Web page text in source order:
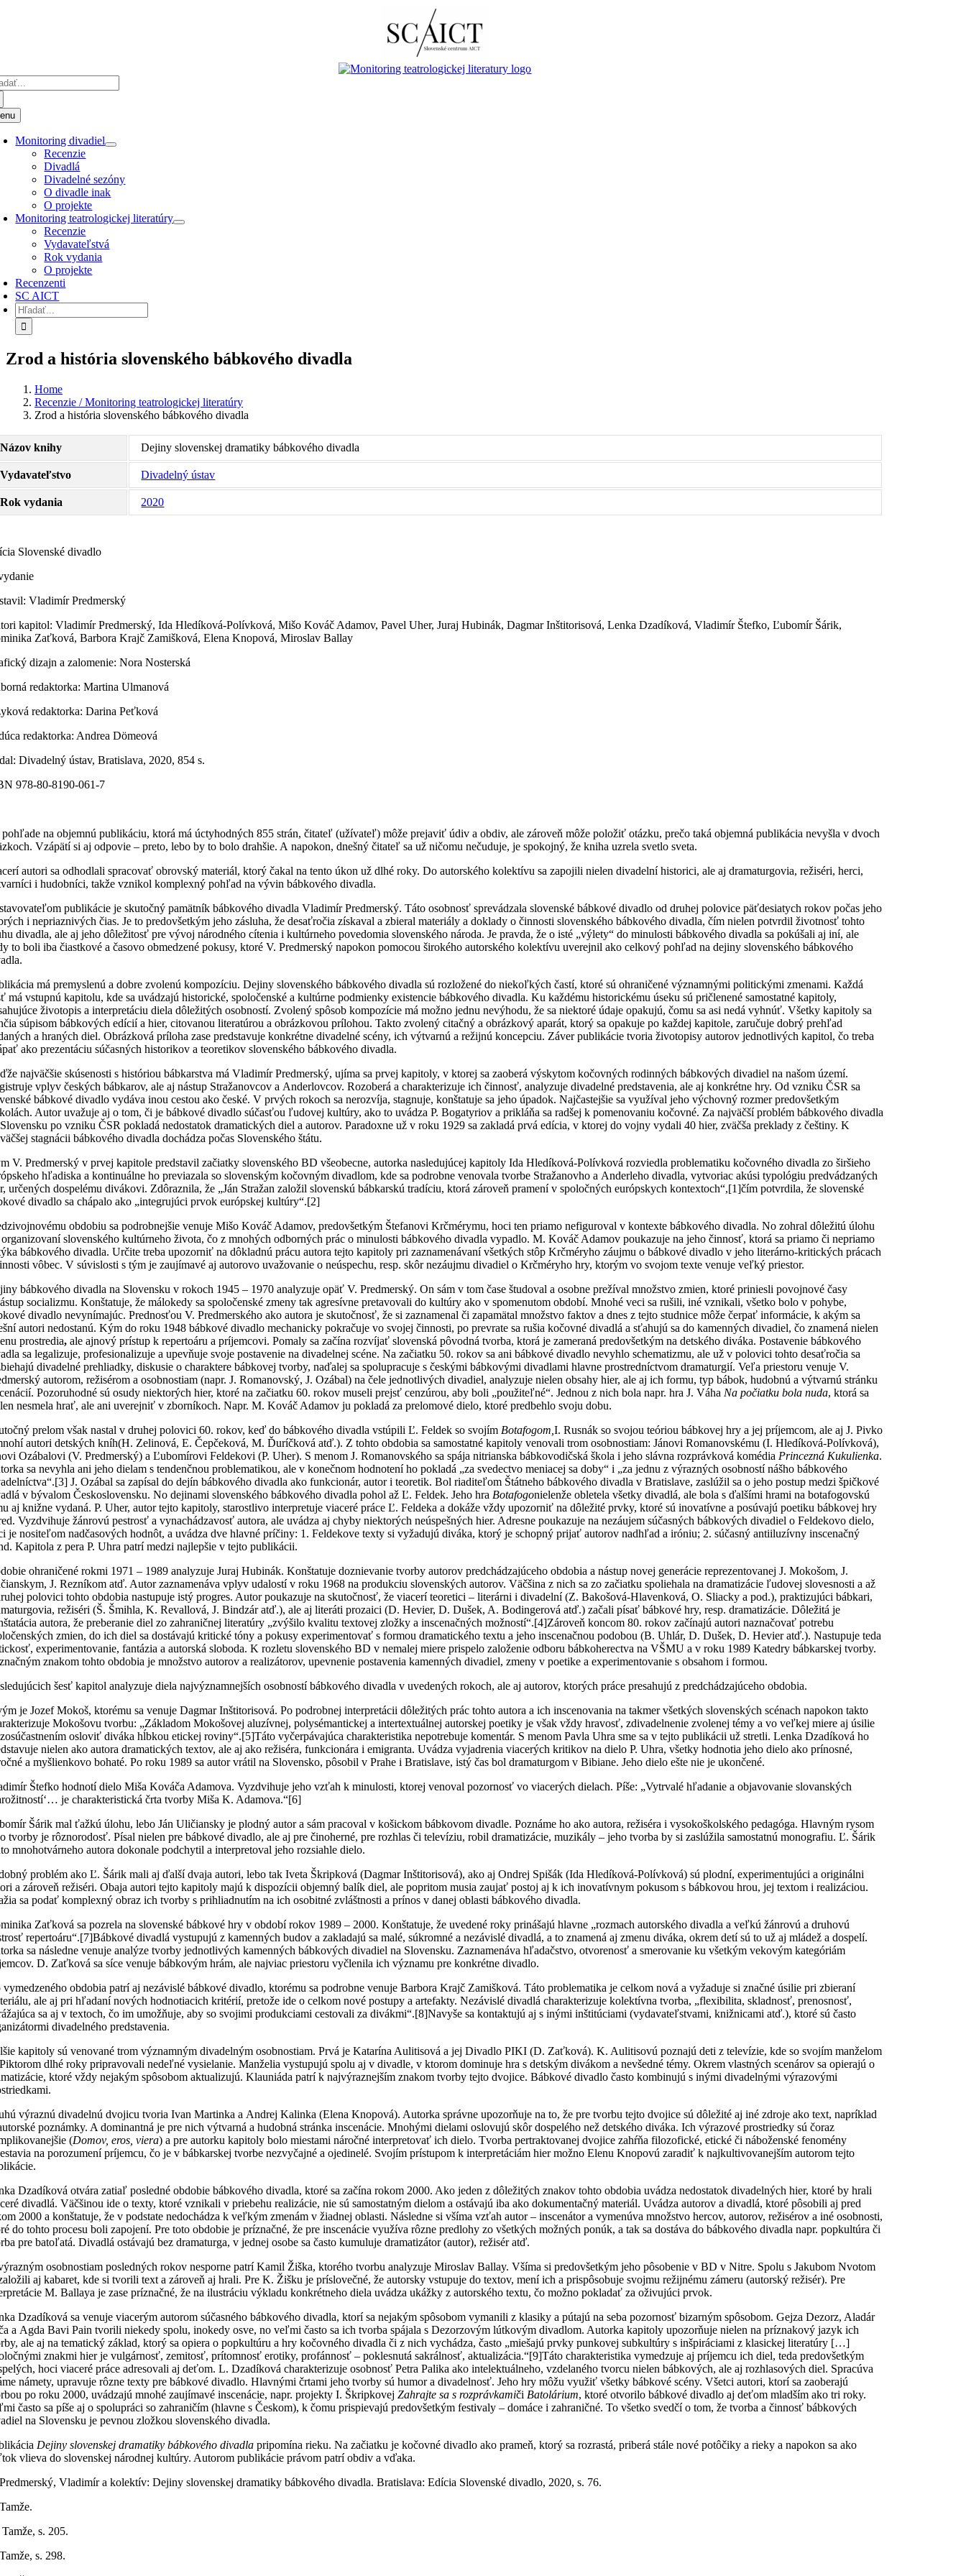
Monitoring divadiel
Recenzie
Divadlá
Divadelné sezóny
O divadle inak
O projekte
Monitoring teatrologickej literatúry
Recenzie
Vydavateľstvá
Rok vydania
O projekte
Recenzenti
SC AICT
Hľadať:
Zrod a história slovenského bábkového divadla
Home
Recenzie / Monitoring teatrologickej literatúry
Zrod a história slovenského bábkového divadla
Názov knihy Dejiny slovenskej dramatiky bábkového divadla
Vydavateľstvo Divadelný ústav
Rok vydania 2020
Slovenské divadlo
Vladimír Predmerský
kapitol: Vladimír Predmerský, Ida Hledíková-Polívková, Mišo Kováč Adamov, Pavel Uher, Juraj Hubinák, Dagmar Inštitorisová, Lenka Dzadíková, Vladimír Štefko, Ľubomír Šárik,
Zaťková, Barbora Krajč Zamišková, Elena Knopová, Miroslav Ballay
dizajn a zalomenie: Nora Nosterská
redaktorka: Martina Ulmanová
redaktorka: Darina Peťková
redaktorka: Andrea Dömeová
Divadelný ústav, Bratislava, 2020, 854 s.
978-80-8190-061-7
pohľade na objemnú publikáciu, ktorá má úctyhodných 855 strán, čitateľ (užívateľ) môže prejaviť údiv a obdiv, ale zároveň môže položiť otázku, prečo taká objemná publikácia nevyšla v dvoch
Vzápätí si aj odpovie – preto, lebo by to bolo drahšie. A napokon, dnešný čitateľ sa už ničomu nečuduje, je spokojný, že kniha uzrela svetlo sveta.
autori sa odhodlali spracovať obrovský materiál, ktorý čakal na tento úkon už dlhé roky. Do autorského kolektívu sa zapojili nielen divadelní historici, ale aj dramaturgovia, režiséri, herci,
i hudobníci, takže vznikol komplexný pohľad na vývin bábkového divadla.
publikácie je skutočný pamätník bábkového divadla Vladimír Predmerský. Táto osobnosť sprevádzala slovenské bábkové divadlo od druhej polovice päťdesiatych rokov počas jeho
i nepriaznivých čias. Je to predovšetkým jeho zásluha, že desaťročia získaval a zbieral materiály a doklady o činnosti slovenského bábkového divadla, čím nielen potvrdil životnosť tohto
divadla, ale aj jeho dôležitosť pre vývoj národného cítenia i kultúrneho povedomia slovenského národa. Je pravda, že o isté „výlety“ do minulosti bábkového divadla sa pokúšali aj iní, ale
to boli iba čiastkové a časovo obmedzené pokusy, ktoré V. Predmerský napokon pomocou širokého autorského kolektívu uverejnil ako celkový pohľad na dejiny slovenského bábkového
má premyslenú a dobre zvolenú kompozíciu. Dejiny slovenského bábkového divadla sú rozložené do niekoľkých častí, ktoré sú ohraničené významnými politickými zmenami. Každá
má vstupnú kapitolu, kde sa uvádzajú historické, spoločenské a kultúrne podmienky existencie bábkového divadla. Ku každému historickému úseku sú pričlenené samostatné kapitoly,
životopis a interpretáciu diela dôležitých osobností. Zvolený spôsob kompozície má možno jednu nevýhodu, že sa niektoré údaje opakujú, čomu sa asi nedá vyhnúť. Všetky kapitoly sa
súpisom bábkových edícií a hier, citovanou literatúrou a obrázkovou prílohou. Takto zvolený citačný a obrázkový aparát, ktorý sa opakuje po každej kapitole, zaručuje dobrý prehľad
a hraných diel. Obrázková príloha zase predstavuje konkrétne divadelné scény, ich výtvarnú a režijnú koncepciu. Záver publikácie tvoria životopisy autorov jednotlivých kapitol, čo treba
ako prezentáciu súčasných historikov a teoretikov slovenského bábkového divadla.
najväčšie skúsenosti s históriou bábkarstva má Vladimír Predmerský, ujíma sa prvej kapitoly, v ktorej sa zaoberá výskytom kočovných rodinných bábkových divadiel na našom území.
vplyv českých bábkarov, ale aj nástup Stražanovcov a Anderlovcov. Rozoberá a charakterizuje ich činnosť, analyzuje divadelné predstavenia, ale aj konkrétne hry. Od vzniku ČSR sa
bábkové divadlo vydáva inou cestou ako české. V prvých rokoch sa nerozvíja, stagnuje, konštatuje sa jeho úpadok. Najčastejšie sa využíval jeho výchovný rozmer predovšetkým
Autor uvažuje aj o tom, či je bábkové divadlo súčasťou ľudovej kultúry, ako to uvádza P. Bogatyriov a prikláňa sa radšej k pomenovaniu kočovné. Za najväčší problém bábkového divadla
po vzniku ČSR pokladá nedostatok dramatických diel a autorov. Paradoxne už v roku 1929 sa zakladá prvá edícia, v ktorej do vojny vydali 40 hier, zväčša preklady z češtiny. K
stagnácii bábkového divadla dochádza počas Slovenského štátu.
V. Predmerský v prvej kapitole predstavil začiatky slovenského BD všeobecne, autorka nasledujúcej kapitoly Ida Hledíková-Polívková rozviedla problematiku kočovného divadla zo širšieho
hľadiska a kontinuálne ho previazala so slovenským kočovným divadlom, kde sa podrobne venovala tvorbe Stražanovho a Anderleho divadla, vytvoriac akúsi typológiu predvádzaných
určených dospelému divákovi. Zdôraznila, že „Ján Stražan založil slovenskú bábkarskú tradíciu, ktorá zároveň pramení v spoločných európskych kontextoch“,[1]čím potvrdila, že slovenské
divadlo sa chápalo ako „integrujúci prvok európskej kultúry“.[2]
obdobiu sa podrobnejšie venuje Mišo Kováč Adamov, predovšetkým Štefanovi Krčmérymu, hoci ten priamo nefiguroval v kontexte bábkového divadla. No zohral dôležitú úlohu
slovenského kultúrneho života, čo z mnohých odborných prác o minulosti bábkového divadla vypadlo. M. Kováč Adamov poukazuje na jeho činnosť, ktorá sa priamo či nepriamo
bábkového divadla. Určite treba upozorniť na dôkladnú prácu autora tejto kapitoly pri zaznamenávaní všetkých stôp Krčméryho záujmu o bábkové divadlo v jeho literárno-kritických prácach
vôbec. V súvislosti s tým je zaujímavé aj autorovo uvažovanie o neúspechu, resp. skôr nezáujmu divadiel o Krčméryho hry, ktorým vo svojom texte venuje veľký priestor.
bábkového divadla na Slovensku v rokoch 1945 – 1970 analyzuje opäť V. Predmerský. On sám v tom čase študoval a osobne prežíval množstvo zmien, ktoré priniesli povojnové časy
socializmu. Konštatuje, že málokedy sa spoločenské zmeny tak agresívne pretavovali do kultúry ako v spomenutom období. Mnohé veci sa rušili, iné vznikali, všetko bolo v pohybe,
divadlo nevynímajúc. Prednosťou V. Predmerského ako autora je skutočnosť, že si zaznamenal či zapamätal množstvo faktov a dnes z tejto studnice môže čerpať informácie, k akým sa
autori nedostanú. Kým do roku 1948 bábkové divadlo mechanicky pokračuje vo svojej činnosti, po prevrate sa rušia kočovné divadlá a sťahujú sa do kamenných divadiel, čo znamená nielen
prostredia,ale ajnový prístup k repertoáru a príjemcovi. Pomaly sa začína rozvíjať slovenská pôvodná tvorba, ktorá je zameraná predovšetkým na detského diváka. Postavenie bábkového
sa legalizuje, profesionalizuje a upevňuje svoje postavenie na divadelnej scéne. Na začiatku 50. rokov sa ani bábkové divadlo nevyhlo schematizmu, ale už v polovici tohto desaťročia sa
divadelné prehliadky, diskusie o charaktere bábkovej tvorby, naďalej sa spolupracuje s českými bábkovými divadlami hlavne prostredníctvom dramaturgií. Veľa priestoru venuje V.
autorom, režisérom a osobnostiam (napr. J. Romanovský, J. Ozábal) na čele jednotlivých divadiel, analyzuje nielen obsahy hier, ale aj ich formu, typ bábok, hudobnú a výtvarnú stránku
Pozoruhodné sú osudy niektorých hier, ktoré na začiatku 60. rokov museli prejsť cenzúrou, aby boli „použiteľné“. Jednou z nich bola napr. hra J. Váha Na počiatku bola nuda, ktorá sa
nesmela hrať, ale ani uverejniť v zborníkoch. Napr. M. Kováč Adamov ju pokladá za prelomové dielo, ktoré predbehlo svoju dobu.
prelom však nastal v druhej polovici 60. rokov, keď do bábkového divadla vstúpili Ľ. Feldek so svojím Botafogom,I. Rusnák so svojou teóriou bábkovej hry a jej príjemcom, ale aj J. Pivko
autori detských kníh(H. Zelinová, E. Čepčeková, M. Ďuríčková atď.). Z tohto obdobia sa samostatné kapitoly venovali trom osobnostiam: Jánovi Romanovskému (I. Hledíková-Polívková),
Ozábalovi (V. Predmerský) a Ľubomírovi Feldekovi (P. Uher). S menom J. Romanovského sa spája nitrianska bábkovodičská škola i jeho slávna rozprávková komédia Princezná Kukulienka.
sa nevyhla ani jeho dielam s tendenčnou problematikou, ale v konečnom hodnotení ho pokladá „za svedectvo meniacej sa doby“ i „za jednu z výrazných osobností nášho bábkového
[3] J. Ozábal sa zapísal do dejín bábkového divadla ako funkcionár, autor i teoretik. Bol riaditeľom Štátneho bábkového divadla v Bratislave, zaslúžil sa o jeho postup medzi špičkové
v bývalom Československu. No dejinami slovenského bábkového divadla pohol až Ľ. Feldek. Jeho hra Botafogonielenže obletela všetky divadlá, ale bola s ďalšími hrami na botafogovskú
aj knižne vydaná. P. Uher, autor tejto kapitoly, starostlivo interpretuje viaceré práce Ľ. Feldeka a dokáže vždy upozorniť na dôležité prvky, ktoré sú inovatívne a posúvajú poetiku bábkovej hry
Vyzdvihuje žánrovú pestrosť a vynachádzavosť autora, ale uvádza aj chyby niektorých neúspešných hier. Adresne poukazuje na nezáujem súčasných bábkových divadiel o Feldekovo dielo,
je nositeľom nadčasových hodnôt, a uvádza dve hlavné príčiny: 1. Feldekove texty si vyžadujú diváka, ktorý je schopný prijať autorov nadhľad a iróniu; 2. súčasný antiiluzívny inscenačný
Kapitola z pera P. Uhra patrí medzi najlepšie v tejto publikácii.
ohraničené rokmi 1971 – 1989 analyzuje Juraj Hubinák. Konštatuje doznievanie tvorby autorov predchádzajúceho obdobia a nástup novej generácie reprezentovanej J. Mokošom, J.
J. Rezníkom atď. Autor zaznamenáva vplyv udalostí v roku 1968 na produkciu slovenských autorov. Väčšina z nich sa zo začiatku spoliehala na dramatizácie ľudovej slovesnosti a až
polovici tohto obdobia nastupuje istý progres. Autor poukazuje na skutočnosť, že viacerí teoretici – literárni i divadelní (Z. Bakošová-Hlavenková, O. Sliacky a pod.), praktizujúci bábkari,
režiséri (Š. Šmihla, K. Revallová, J. Bindzár atď.), ale aj literáti prozaici (D. Hevier, D. Dušek, A. Bodingerová atď.) začali písať bábkové hry, resp. dramatizácie. Dôležitá je
autora, že preberanie diel zo zahraničnej literatúry „zvýšilo kvalitu textovej zložky a inscenačných možností“.[4]Zároveň koncom 80. rokov začínajú autori naznačovať potrebu
zmien, do ich diel sa dostávajú kritické tóny a pokusy experimentovať s formou dramatického textu a jeho inscenačnou podobou (B. Uhlár, D. Dušek, D. Hevier atď.). Nastupuje teda
experimentovanie, fantázia a autorská sloboda. K rozletu slovenského BD v nemalej miere prispelo založenie odboru bábkoherectva na VŠMU a v roku 1989 Katedry bábkarskej tvorby.
znakom tohto obdobia je množstvo autorov a realizátorov, upevnenie postavenia kamenných divadiel, zmeny v poetike a experimentovanie s obsahom i formou.
šesť kapitol analyzuje diela najvýznamnejších osobností bábkového divadla v uvedených rokoch, ale aj autorov, ktorých práce presahujú z predchádzajúceho obdobia.
je Jozef Mokoš, ktorému sa venuje Dagmar Inštitorisová. Po podrobnej interpretácii dôležitých prác tohto autora a ich inscenovania na takmer všetkých slovenských scénach napokon takto
Mokošovu tvorbu: „Základom Mokošovej aluzívnej, polysémantickej a intertextuálnej autorskej poetiky je však vždy hravosť, zdivadelnenie zvolenej témy a vo veľkej miere aj úsilie
osloviť diváka hĺbkou etickej roviny“.[5]Táto vyčerpávajúca charakteristika nepotrebuje komentár. S menom Pavla Uhra sme sa v tejto publikácii už stretli. Lenka Dzadíková ho
nielen ako autora dramatických textov, ale aj ako režiséra, funkcionára i emigranta. Uvádza vyjadrenia viacerých kritikov na dielo P. Uhra, všetky hodnotia jeho dielo ako prínosné,
a myšlienkovo bohaté. Po roku 1989 sa autor vrátil na Slovensko, pôsobil v Prahe i Bratislave, istý čas bol dramaturgom v Bibiane. Jeho dielo ešte nie je ukončené.
Štefko hodnotí dielo Miša Kováča Adamova. Vyzdvihuje jeho vzťah k minulosti, ktorej venoval pozornosť vo viacerých dielach. Píše: „Vytrvalé hľadanie a objavovanie slovanských
je charakteristická črta tvorby Miša K. Adamova.“[6]
Šárik mal ťažkú úlohu, lebo Ján Uličiansky je plodný autor a sám pracoval v košickom bábkovom divadle. Poznáme ho ako autora, režiséra i vysokoškolského pedagóga. Hlavným rysom
tvorby je rôznorodosť. Písal nielen pre bábkové divadlo, ale aj pre činoherné, pre rozhlas či televíziu, robil dramatizácie, muzikály – jeho tvorba by si zaslúžila samostatnú monografiu. Ľ. Šárik
mnohotvárneho autora dokonale podchytil a interpretoval jeho rozsiahle dielo.
problém ako Ľ. Šárik mali aj ďalší dvaja autori, lebo tak Iveta Škripková (Dagmar Inštitorisová), ako aj Ondrej Spišák (Ida Hledíková-Polívková) sú plodní, experimentujúci a originálni
a zároveň režiséri. Obaja autori tejto kapitoly majú k dispozícii objemný balík diel, ale popritom musia zaujať postoj aj k ich inovatívnym pokusom s bábkovou hrou, jej textom i realizáciou.
sa podať komplexný obraz ich tvorby s prihliadnutím na ich osobitné zvláštnosti a prínos v danej oblasti bábkového divadla.
Zaťková sa pozrela na slovenské bábkové hry v období rokov 1989 – 2000. Konštatuje, že uvedené roky prinášajú hlavne „rozmach autorského divadla a veľkú žánrovú a druhovú
repertoáru“.[7]Bábkové divadlá vystupujú z kamenných budov a zakladajú sa malé, súkromné a nezávislé divadlá, a to znamená aj zmenu diváka, okrem detí sú to už aj mládež a dospelí.
sa následne venuje analýze tvorby jednotlivých kamenných bábkových divadiel na Slovensku. Zaznamenáva hľadačstvo, otvorenosť a smerovanie ku všetkým vekovým kategóriám
D. Zaťková sa síce venuje bábkovým hrám, ale najviac priestoru vyčlenila ich významu pre konkrétne divadlo.
vymedzeného obdobia patrí aj nezávislé bábkové divadlo, ktorému sa podrobne venuje Barbora Krajč Zamišková. Táto problematika je celkom nová a vyžaduje si značné úsilie pri zbieraní
ale aj pri hľadaní nových hodnotiacich kritérií, pretože ide o celkom nové postupy a artefakty. Nezávislé divadlá charakterizuje kolektívna tvorba, „flexibilita, skladnosť, prenosnosť,
sa aj v textoch, čo im umožňuje, aby so svojimi produkciami cestovali za divákmi“.[8]Navyše sa kontaktujú aj s inými inštitúciami (vydavateľstvami, knižnicami atď.), ktoré sú často
divadelného predstavenia.
kapitoly sú venované trom významným divadelným osobnostiam. Prvá je Katarína Aulitisová a jej Divadlo PIKI (D. Zaťková). K. Aulitisovú poznajú deti z televízie, kde so svojím manželom
dlhé roky pripravovali nedeľné vysielanie. Manželia vystupujú spolu aj v divadle, v ktorom dominuje hra s detským divákom a nevšedné témy. Okrem vlastných scenárov sa opierajú o
ktoré vždy nejakým spôsobom aktualizujú. Klauniáda patrí k najvýraznejším znakom tvorby tejto dvojice. Bábkové divadlo často kombinujú s inými divadelnými výrazovými
výraznú divadelnú dvojicu tvoria Ivan Martinka a Andrej Kalinka (Elena Knopová). Autorka správne upozorňuje na to, že pre tvorbu tejto dvojice sú dôležité aj iné zdroje ako text, napríklad
poznámky. A dominantná je pre nich výtvarná a hudobná stránka inscenácie. Mnohými dielami oslovujú skôr dospelého než detského diváka. Ich výrazové prostriedky sú čoraz
(Domov, eros, viera) a pre autorku kapitoly bolo miestami náročné interpretovať ich dielo. Tvorba pertraktovanej dvojice zahŕňa filozofické, etické či náboženské fenomény
na porozumení príjemcu, čo je v bábkarskej tvorbe nezvyčajné a ojedinelé. Svojím prístupom k interpretáciám hier možno Elenu Knopovú zaradiť k najkultivovanejším autorom tejto
Dzadíková otvára zatiaľ posledné obdobie bábkového divadla, ktoré sa začína rokom 2000. Ako jeden z dôležitých znakov tohto obdobia uvádza nedostatok divadelných hier, ktoré by hrali
divadlá. Väčšinou ide o texty, ktoré vznikali v priebehu realizácie, nie sú samostatným dielom a ostávajú iba ako dokumentačný materiál. Uvádza autorov a divadlá, ktoré pôsobili aj pred
2000 a konštatuje, že v podstate nedochádza k veľkým zmenám v žiadnej oblasti. Následne si všíma vzťah autor – inscenátor a vymenúva množstvo hercov, autorov, režisérov a iné osobnosti,
do tohto procesu boli zapojení. Pre toto obdobie je príznačné, že pre inscenácie využíva rôzne predlohy zo všetkých možných ponúk, a tak sa dostáva do bábkového divadla napr. popkultúra či
pre batoľatá. Divadlá ostávajú bez dramaturga, v jednej osobe sa často kumuluje dramatizátor (autor), režisér atď.
osobnostiam posledných rokov nesporne patrí Kamil Žiška, ktorého tvorbu analyzuje Miroslav Ballay. Všíma si predovšetkým jeho pôsobenie v BD v Nitre. Spolu s Jakubom Nvotom
aj kabaret, kde si tvorili text a zároveň aj hrali. Pre K. Žišku je príslovečné, že autorsky vstupuje do textov, mení ich a prispôsobuje svojmu režijnému zámeru (autorský režisér). Pre
M. Ballaya je zase príznačné, že na ilustráciu výkladu konkrétneho diela uvádza ukážky z autorského textu, čo možno pokladať za oživujúci prvok.
Dzadíková sa venuje viacerým autorom súčasného bábkového divadla, ktorí sa nejakým spôsobom vymanili z klasiky a pútajú na seba pozornosť bizarným spôsobom. Gejza Dezorz, Aladár
a Agda Bavi Pain tvorili niekedy spolu, inokedy osve, no veľmi často sa ich tvorba spájala s Dezorzovým lútkovým divadlom. Autorka kapitoly upozorňuje nielen na príznakový jazyk ich
ale aj na tematický základ, ktorý sa opiera o popkultúru a hry kočovného divadla či z nich vychádza, často „miešajú prvky punkovej subkultúry s inšpiráciami z klasickej literatúry […]
znakmi hier je vulgárnosť, zemitosť, prítomnosť erotiky, profánnosť – poklesnutá sakrálnosť, aktualizácia.“[9]Táto charakteristika vymedzuje aj príjemcu ich diel, teda predovšetkým
hoci viaceré práce adresovali aj deťom. L. Dzadíková charakterizuje osobnosť Petra Palika ako intelektuálneho, vzdelaného tvorcu nielen bábkových, ale aj rozhlasových diel. Spracúva
námety, upravuje rôzne texty pre bábkové divadlo. Hlavnými črtami jeho tvorby sú humor a divadelnosť. Jeho hry môžu využiť všetky bábkové scény. Všetci autori, ktorí sa zaoberajú
po roku 2000, uvádzajú mnohé zaujímavé inscenácie, napr. projekty I. ŠkripkovejZahrajte sa s rozprávkamiči Batolárium, ktoré otvorilo bábkové divadlo aj deťom mladším ako tri roky.
často sa píše aj o spolupráci so zahraničím (hlavne s Českom), k čomu prispievajú predovšetkým festivaly – domáce i zahraničné. To všetko svedčí o tom, že tvorba a činnosť bábkových
na Slovensku je pevnou zložkou slovenského divadla.
Dejiny slovenskej dramatiky bábkového divadlapripomína rieku. Na začiatku je kočovné divadlo ako prameň, ktorý sa rozrastá, priberá stále nové potôčiky a rieky a napokon sa ako
vlieva do slovenskej národnej kultúry. Autorom publikácie právom patrí obdiv a vďaka.
Vladimír a kolektív: Dejiny slovenskej dramatiky bábkového divadla. Bratislava: Edícia Slovenské divadlo, 2020, s. 76.
s. 205.
s. 298.